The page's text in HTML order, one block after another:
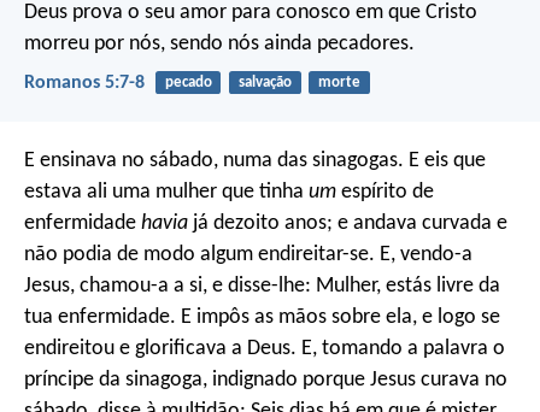
Deus prova o seu amor para conosco em que Cristo
morreu por nós, sendo nós ainda pecadores.
Romanos 5:7-8 pecado salvação morte
E ensinava no sábado, numa das sinagogas. E eis que
estava ali uma mulher que tinha um espírito de
enfermidade havia já dezoito anos; e andava curvada e
não podia de modo algum endireitar-se. E, vendo-a
Jesus, chamou-a a si, e disse-lhe: Mulher, estás livre da
tua enfermidade. E impôs as mãos sobre ela, e logo se
endireitou e glorificava a Deus. E, tomando a palavra o
príncipe da sinagoga, indignado porque Jesus curava no